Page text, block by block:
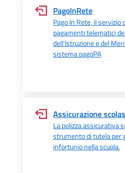
PagoInRete
Pago In Rete, il servizio
pagamenti telematici
dell'Istruzione e del
sistema pagoPA
Assicurazione
La polizza assicurativa
strumento di tutela per
infortunio nella scuola.